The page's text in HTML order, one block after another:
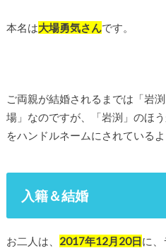
本名は大場勇気さんです。
ご両親が結婚されるまでは「岩
場」なのですが、「岩渕」のほ
をハンドルネームにされているよ
入籍＆結婚
お二人は、 2017年12月20日に、